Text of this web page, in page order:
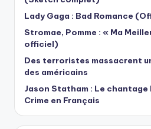
Lady Gaga : Bad Romance
Stromae, Pomme : « Ma
officiel)
Des terroristes massacrent
des américains
Jason Statham : Le chantage
Crime en Français